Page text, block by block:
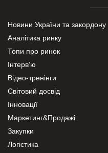
Новини України та закордону
Аналітика ринку
Топи про ринок
Інтерв’ю
Відео-тренінги
Світовий досвід
Інновації
Маркетинг&Продажі
Закупки
Логістика